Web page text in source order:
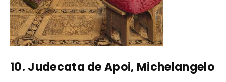
10. Judecata de Apoi, Michelangelo